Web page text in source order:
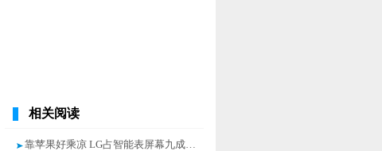
相关阅读
靠苹果好乘凉 LG占智能表屏幕九成市场